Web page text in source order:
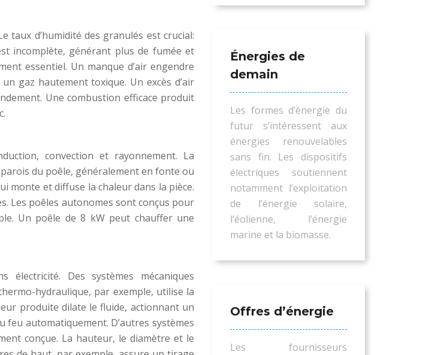
taux d’humidité des granulés est crucial:
incomplète, générant plus de fumée et
essentiel. Un manque d’air engendre
gaz hautement toxique. Un excès d’air
Une combustion efficace produit
convection et rayonnement. La
du poêle, généralement en fonte ou
monte et diffuse la chaleur dans la pièce.
Les poêles autonomes sont conçus pour
Un poêle de 8 kW peut chauffer une
Des systèmes mécaniques
hydraulique, par exemple, utilise la
produite dilate le fluide, actionnant un
feu automatiquement. D’autres systèmes
conçue. La hauteur, le diamètre et le
Énergies de
demain
Les formes d’énergie du
futur s’intéressent aux
énergies renouvelables
sans fin. Les dispositifs
électriques soutiennent
notamment l’exploitation
de l’énergie solaire,
l’éolienne, l’énergie
marine et la biomasse.
Offres d’énergie
Les fournisseurs